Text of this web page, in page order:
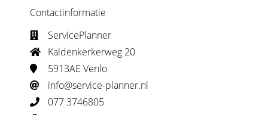
Contactinformatie
ServicePlanner
Kaldenkerkerweg 20
5913AE Venlo
info@service-planner.nl
077 3746805